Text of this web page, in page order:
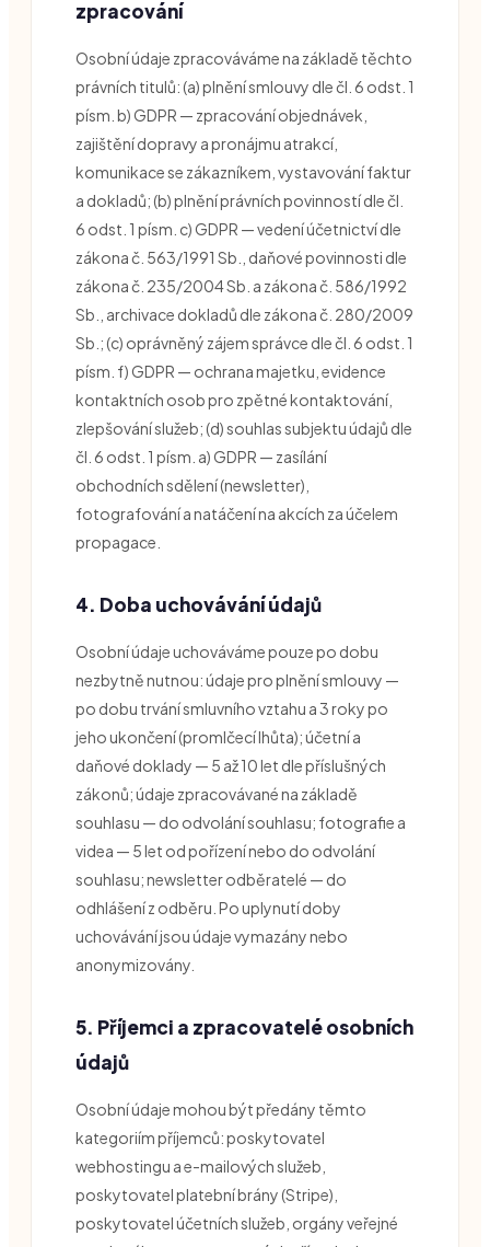
zpracování
Osobní údaje zpracováváme na základě těchto
právních titulů: (a) plnění smlouvy dle čl. 6 odst. 1
písm. b) GDPR — zpracování objednávek,
zajištění dopravy a pronájmu atrakcí,
komunikace se zákazníkem, vystavování faktur
a dokladů; (b) plnění právních povinností dle čl.
6 odst. 1 písm. c) GDPR — vedení účetnictví dle
zákona č. 563/1991 Sb., daňové povinnosti dle
zákona č. 235/2004 Sb. a zákona č. 586/1992
Sb., archivace dokladů dle zákona č. 280/2009
Sb.; (c) oprávněný zájem správce dle čl. 6 odst. 1
písm. f) GDPR — ochrana majetku, evidence
kontaktních osob pro zpětné kontaktování,
zlepšování služeb; (d) souhlas subjektu údajů dle
čl. 6 odst. 1 písm. a) GDPR — zasílání
obchodních sdělení (newsletter),
fotografování a natáčení na akcích za účelem
propagace.
4. Doba uchovávání údajů
Osobní údaje uchováváme pouze po dobu
nezbytně nutnou: údaje pro plnění smlouvy —
po dobu trvání smluvního vztahu a 3 roky po
jeho ukončení (promlčecí lhůta); účetní a
daňové doklady — 5 až 10 let dle příslušných
zákonů; údaje zpracovávané na základě
souhlasu — do odvolání souhlasu; fotografie a
videa — 5 let od pořízení nebo do odvolání
souhlasu; newsletter odběratelé — do
odhlášení z odběru. Po uplynutí doby
uchovávání jsou údaje vymazány nebo
anonymizovány.
5. Příjemci a zpracovatelé osobních
údajů
Osobní údaje mohou být předány těmto
kategoriím příjemců: poskytovatel
webhostingu a e-mailových služeb,
poskytovatel platební brány (Stripe),
poskytovatel účetních služeb, orgány veřejné